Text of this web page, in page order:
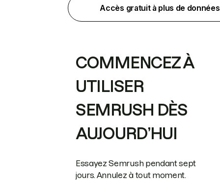
Accès gratuit à plus de données
COMMENCEZ À
UTILISER
SEMRUSH DÈS
AUJOURD’HUI
Essayez Semrush pendant sept
jours. Annulez à tout moment.